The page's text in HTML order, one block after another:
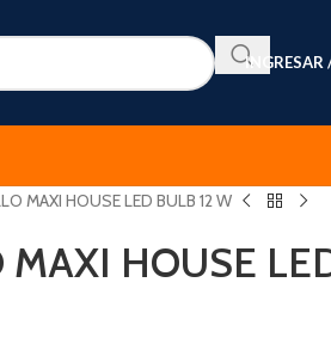
INGRESAR
MAXI HOUSE LED BULB 12 W
HOUSE